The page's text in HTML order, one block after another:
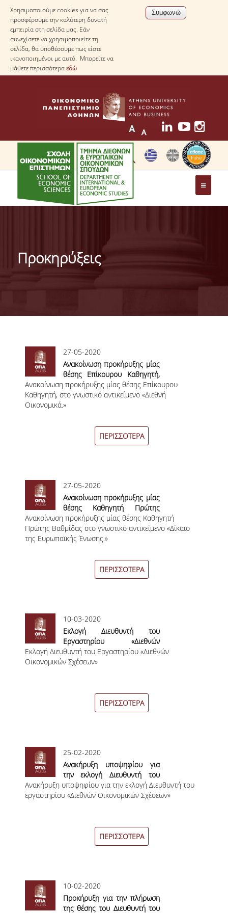
Χρησιμοποιούμε cookies για να σας
προσφέρουμε την καλύτερη δυνατή
εμπειρία στη σελίδα μας. Εάν
συνεχίσετε να χρησιμοποιείτε τη
σελίδα, θα υποθέσουμε πως είστε
ικανοποιημένοι με αυτό. Μπορείτε να
μάθετε περισσότεραεδώ
ΤΟ ΤΜΗΜΑ
ΓΕΝΙΚΕΣ ΠΛΗΡΟΦΟΡΙΕΣ
ΔΙΟΙΚΗΣΗ ΤΟΥ ΤΜΗΜΑΤΟΣ
TESTIMONIALS ΑΠΟΦΟΙΤΩΝ
ΑΝΘΡΩΠΙΝΟ ΔΥΝΑΜΙΚΟ
ΜΕΛΗ ΔΕΠ
ΕΝΤΕΤΑΛΜΕΝΟΙ ΔΙΔΑΣΚΟΝΤΕΣ
ΔΙΟΙΚΗΤΙΚΟ ΠΡΟΣΩΠΙΚΟ
ΕΡΓΑΣΤΗΡΙΑΚΟ ΠΡΟΣΩΠΙΚΟ
ΜΗΤΡΩΟ ΓΝΩΣΤΙΚΩΝ ΑΝΤΙΚΕΙΜΕΝΩΝ
ΤΜΗΜΑΤΟΣ
ΜΗΤΡΩΑ ΜΕΛΩΝ ΤΜΗΜΑΤΟΣ
ΟΙΚΟΝΟΜΙΚΑ ΜΕ ΔΙΕΘΝΗ ΔΙΑΣΤΑΣΗ
ΔΙΕΠΙΣΤΗΜΟΝΙΚΟΤΗΤΑ
ΠΑΙΔΑΓΩΓΙΚΗ ΦΙΛΟΣΟΦΙΑ
ΤΕΧΝΟΛΟΓΙΚΗ ΕΝΣΩΜΑΤΩΣΗ
ΑΓΓΛΙΚΑ
ΙΣΟΤΗΤΑ ΦΥΛΩΝ
ΑΠΟΤΕΛΕΣΜΑΤΑ ΣΤΑΔΙΟΔΡΟΜΙΑΣ
ΠΡΟΓΡΑΜΜΑ ΣΠΟΥΔΩΝ
Προκηρύξεις
27-05-2020
Ανακοίνωση προκήρυξης μίας
θέσης Επίκουρου Καθηγητή,
στο γνωστικό αντικείμενο
«Διεθνή Οικονομικά.»
Ανακοίνωση προκήρυξης μίας θέσης Επίκουρου
Καθηγητή, στο γνωστικό αντικείμενο «Διεθνή
Οικονομικά.»
ΠΕΡΙΣΣΟΤΕΡΑ
27-05-2020
Ανακοίνωση προκήρυξης μίας
θέσης Καθηγητή Πρώτης
Βαθμίδας στο γνωστικό
αντικείμενο «Δίκαιο της
Ευρωπαϊκής Ένωσης.»
Ανακοίνωση προκήρυξης μίας θέσης Καθηγητή
Πρώτης Βαθμίδας στο γνωστικό αντικείμενο «Δίκαιο
της Ευρωπαϊκής Ένωσης.»
ΠΕΡΙΣΣΟΤΕΡΑ
10-03-2020
Eκλογή Διευθυντή του
Εργαστηρίου «Διεθνών
Οικονομικών Σχέσεων»
Eκλογή Διευθυντή του Εργαστηρίου «Διεθνών
Οικονομικών Σχέσεων»
ΠΕΡΙΣΣΟΤΕΡΑ
25-02-2020
Ανακήρυξη υποψηφίου για
την εκλογή Διευθυντή του
εργαστηρίου «Διεθνών
Οικονομικών Σχέσεων»
Ανακήρυξη υποψηφίου για την εκλογή Διευθυντή του
εργαστηρίου «Διεθνών Οικονομικών Σχέσεων»
ΠΕΡΙΣΣΟΤΕΡΑ
10-02-2020
Προκήρυξη για την πλήρωση
της θέσης του Διευθυντή του
Σελίδες